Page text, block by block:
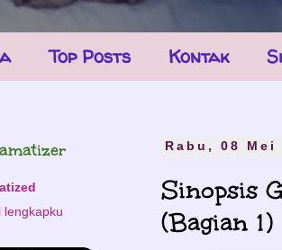
Top Posts Kontak
Rabu, 08 Mei
Sinopsis
(Bagian 1)
lengkapku